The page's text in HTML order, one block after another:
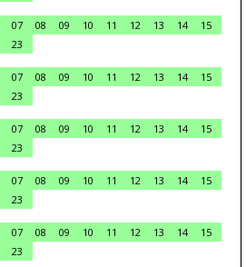
07 08 09 10 11 12 13 14
15
23
07 08 09 10 11 12 13 14
15
23
07 08 09 10 11 12 13 14
15
23
07 08 09 10 11 12 13 14
15
23
07 08 09 10 11 12 13 14
15
23